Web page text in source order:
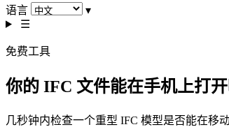
语言
▾
☰
免费工具
你的 IFC 文件能在手机上打开
几秒钟内检查一个重型 IFC 模型是否能在移